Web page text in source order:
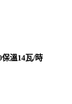
保溫14瓦/時